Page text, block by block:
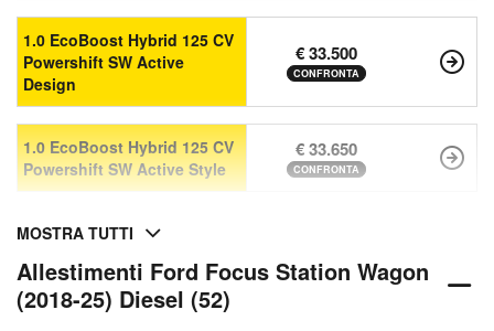
1.0 EcoBoost Hybrid 125 CV
Powershift SW Active
Design
€ 33.500
CONFRONTA
1.0 EcoBoost Hybrid 125 CV
Powershift SW Active Style
€ 33.650
CONFRONTA
MOSTRA TUTTI
Allestimenti Ford Focus Station Wagon
(2018-25) Diesel (52)